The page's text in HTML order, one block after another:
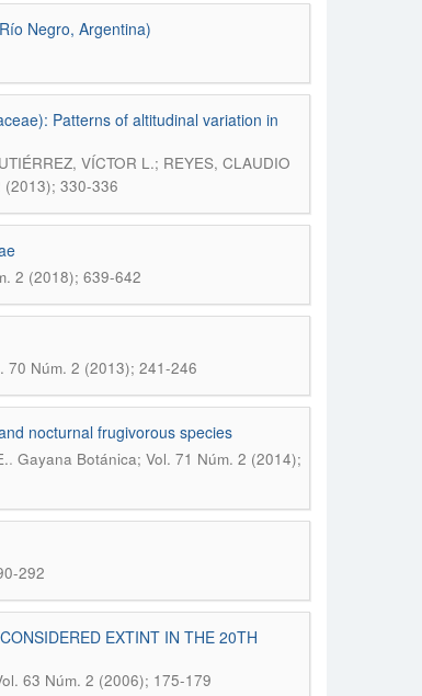
Negro, Argentina)
Patterns of altitudinal variation in
VÍCTOR L.; REYES, CLAUDIO
(2013); 330-336
2 (2018); 639-642
70 Núm. 2 (2013); 241-246
nocturnal frugivorous species
. Gayana Botánica; Vol. 71 Núm. 2 (2014);
292
EXTINT IN THE 20TH
63 Núm. 2 (2006); 175-179